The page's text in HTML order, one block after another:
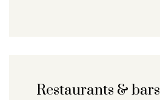
Restaurants & bars